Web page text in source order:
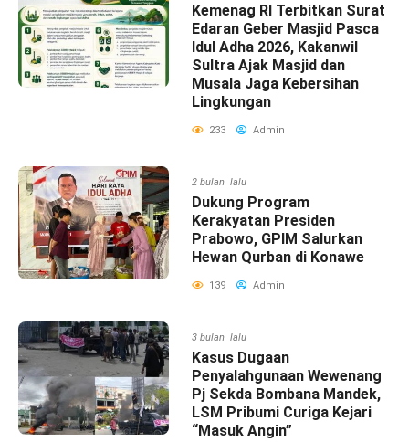
Kemenag RI Terbitkan Surat
Edaran Geber Masjid Pasca
Idul Adha 2026, Kakanwil
Sultra Ajak Masjid dan
Musala Jaga Kebersihan
Lingkungan
233 Admin
2 bulan lalu
Dukung Program
Kerakyatan Presiden
Prabowo, GPIM Salurkan
Hewan Qurban di Konawe
139 Admin
3 bulan lalu
Kasus Dugaan
Penyalahgunaan Wewenang
Pj Sekda Bombana Mandek,
LSM Pribumi Curiga Kejari
“Masuk Angin”